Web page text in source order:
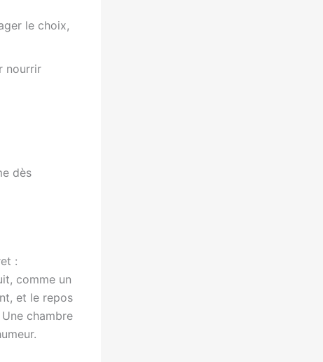
le choix,
nourrir
dès
:
comme un
et le repos
chambre